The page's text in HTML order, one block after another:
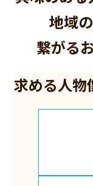
地域
繋がる
求める人物